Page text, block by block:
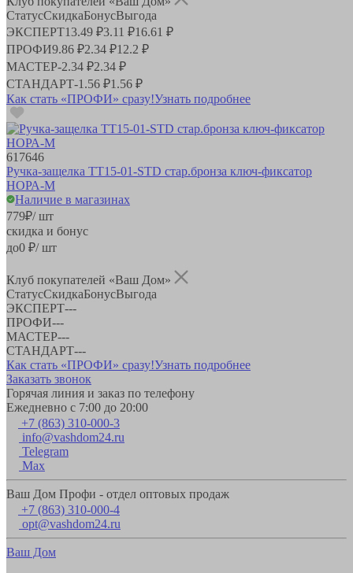
СтатусСкидкаБонусВыгода
ЭКСПЕРТ13.49 ₽3.11 ₽16.61 ₽
ПРОФИ9.86 ₽2.34 ₽12.2 ₽
МАСТЕР-2.34 ₽2.34 ₽
СТАНДАРТ-1.56 ₽1.56 ₽
Как стать «ПРОФИ» сразу!Узнать подробнее
617646
Ручка-защелка ТТ15-01-STD стар.бронза ключ-фиксатор
НОРА-М
Наличие в магазинах
779₽/ шт
скидка и бонус
до0 ₽/ шт
Клуб покупателей «Ваш Дом»
СтатусСкидкаБонусВыгода
ЭКСПЕРТ---
ПРОФИ---
МАСТЕР---
СТАНДАРТ---
Как стать «ПРОФИ» сразу!Узнать подробнее
Заказать звонок
Горячая линия и заказ по телефону
Ежедневно с 7:00 до 20:00
+7 (863) 310-000-3
info@vashdom24.ru
Telegram
Max
Ваш Дом Профи - отдел оптовых продаж
+7 (863) 310-000-4
opt@vashdom24.ru
Ваш Дом